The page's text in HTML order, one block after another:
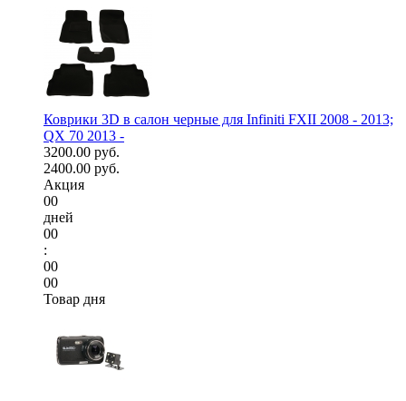
Коврики 3D в салон черные для Infiniti FXII 2008 - 2013;
QX 70 2013 -
3200.00 руб.
2400.00 руб.
Акция
00
дней
00
:
00
00
Товар дня